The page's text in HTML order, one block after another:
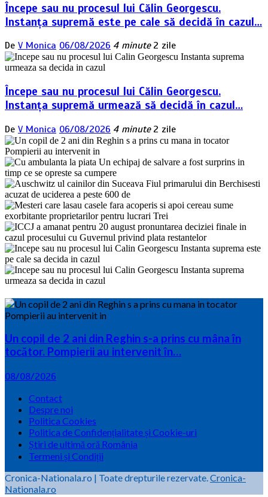
Începe sau nu procesul lui Călin Georgescu.
Instanța supremă este pe cale să decidă în cazul…
De V Monica 06/08/2026 4 minute 2 zile
Începe sau nu procesul lui Călin Georgescu.
Instanța supremă urmează să decidă în cazul…
De V Monica 06/08/2026 4 minute 2 zile
Un copil de 2 ani din Reghin s-a prins cu mâna în
tocător. Pompierii au intervenit în…
08/08/2026
Contact
Despre noi
Politica Cookies
Politica de Confidențialitate și Cookie-uri
Știri de ultimă oră România
Termeni și Condiții
Cronica-Nationala.ro | Toate drepturile rezervate.Cronica-
Nationala.ro